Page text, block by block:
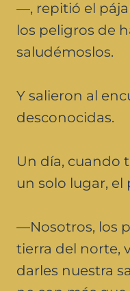
—, repitió el
los peligros de
saludémoslos.
Y salieron al
desconocidas.
Un día, cuando
un solo lugar, el
—Nosotros, los
tierra del norte,
darles nuestra